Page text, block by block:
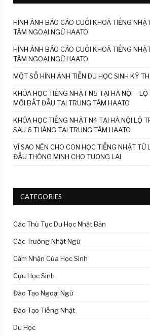
HÌNH ẢNH BÁO CÁO CUỐI KHOÁ TIẾNG
TÂM NGOẠI NGỮ HAATO
HÌNH ẢNH BÁO CÁO CUỐI KHOÁ TIẾNG
TÂM NGOẠI NGỮ HAATO
MỘT SỐ HÌNH ẢNH TIỄN DU HỌC SINH KỲ
KHÓA HỌC TIẾNG NHẬT N5 TẠI HÀ NỘI – LỘ
MỚI BẮT ĐẦU TẠI TRUNG TÂM HAATO
KHÓA HỌC TIẾNG NHẬT N4 TẠI HÀ NỘI LỘ
SAU 6 THÁNG TẠI TRUNG TÂM HAATO
VÌ SAO NÊN CHO CON HỌC TIẾNG NHẬT TỪ
ĐẦU THÔNG MINH CHO TƯƠNG LAI
CATEGORIES
Các Thủ Tục Du Học Nhật Bản
Các Trường Nhật Ngữ
Cảm Nhận Của Học Sinh
Cựu Học Sinh
Đào Tạo Ngoại Ngữ
Đào Tạo Tiếng Nhật
Du Học